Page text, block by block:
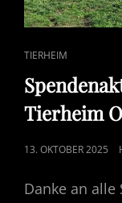
CAT
LINKS
TIERHEIM
Tierheim
POSTED
13. OKTOBER 2025
Danke an